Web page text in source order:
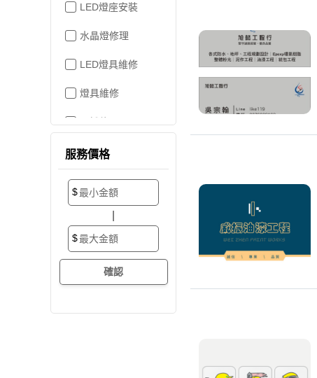
LED燈座安裝
水晶燈修理
LED燈具維修
燈具維修
家電維修
洗衣機裝修
加壓/抽水馬達
抽水馬達
加壓馬達
服務價格
$
$